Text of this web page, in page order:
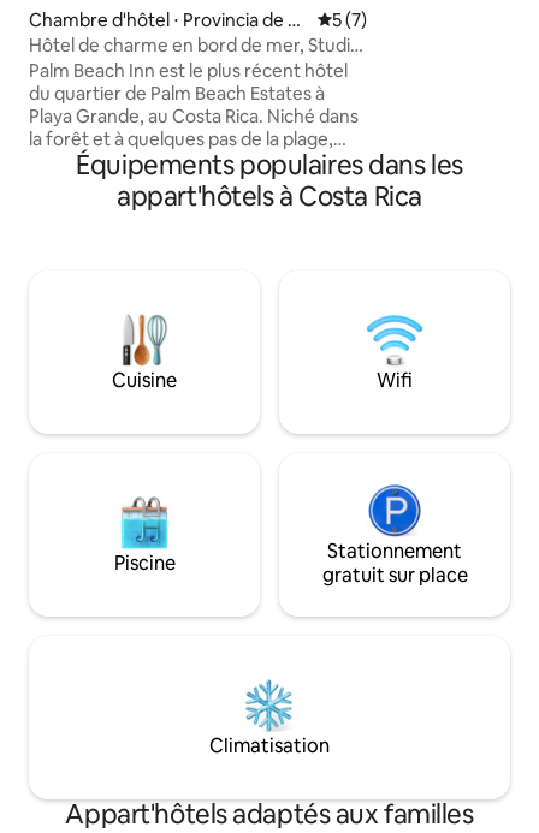
Chambre d'hôtel ⋅ Provincia de G
uanacaste
Évaluation moyenne sur
5 (7)
Hôtel de charme en bord de mer, Studio
n° 1 avec piscine
Palm Beach Inn est le plus récent hôtel
du quartier de Palm Beach Estates à
Playa Grande, au Costa Rica. Niché dans
la forêt et à quelques pas de la plage,
Palm Beach Inn offre un confort
moderne dans des studios climatisés
pour des vacances reposantes et
CONNEXION WI-FI et d'une télévision à
écran plat. Une grande piscine, un
restaurant et un bar sur place, un
marché, une boutique de surf et une
première nécessité ainsi que de
Équipements populaires dans les
appart'hôtels à Costa Rica
Cuisine Wifi
Piscine
Stationnement
gratuit sur place
Climatisation
Appart'hôtels adaptés aux familles